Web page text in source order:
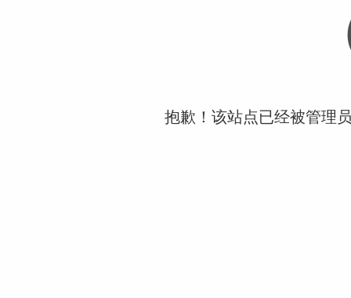
抱歉！该站点已经被管理